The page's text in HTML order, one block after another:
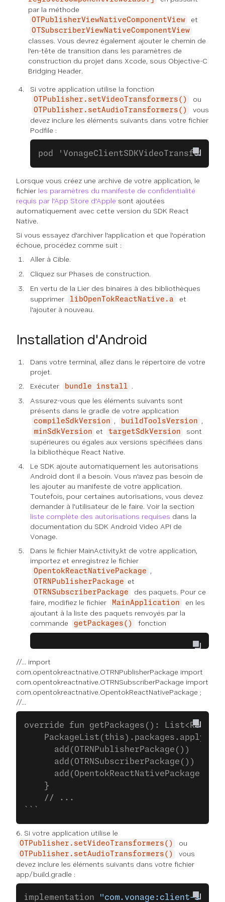
par la méthode
OTPublisherViewNativeComponentView et
OTSubscriberViewNativeComponentView
classes. Vous devrez également ajouter le chemin de
l'en-tête de transition dans les paramètres de
construction du projet dans Xcode, sous Objective-C
Bridging Header.
Si votre application utilise la fonction
OTPublisher.setVideoTransformers() ou
OTPublisher.setAudioTransformers()
vous
devez inclure les éléments suivants dans votre fichier
Podfile :
pod
Lorsque vous créez une archive de votre application, le
fichier les paramètres du manifeste de confidentialité
requis par l'App Store d'Apple sont ajoutées
automatiquement avec cette version du SDK React
Native.
Si vous essayez d'archiver l'application et que l'opération
échoue, procédez comme suit :
Aller à Cible.
Cliquez sur Phases de construction.
En vertu de la Lier des binaires à des bibliothèques
supprimer
libOpenTokReactNative.a
et
l'ajouter à nouveau.
Installation d'Android
Dans votre terminal, allez dans le répertoire de votre
projet.
Exécuter
bundle install
.
Assurez-vous que les éléments suivants sont
présents dans le gradle de votre application
compileSdkVersion , buildToolsVersion ,
minSdkVersion et targetSdkVersion
sont
supérieures ou égales aux versions spécifiées dans
la bibliothèque React Native.
Le SDK ajoute automatiquement les autorisations
Android dont il a besoin. Vous n'avez pas besoin de
les ajouter au manifeste de votre application.
Toutefois, pour certaines autorisations, vous devez
demander à l'utilisateur de le faire. Voir la section
liste complète des autorisations requises dans la
documentation du SDK Android Video API de
Vonage.
Dans le fichier MainActivity.kt de votre application,
importez et enregistrez le fichier
OpentokReactNativePackage ,
OTRNPublisherPackage et
OTRNSubscriberPackage
des paquets. Pour ce
faire, modifiez le fichier
MainApplication
en les
ajoutant à la liste des paquets renvoyés par la
commande
getPackages() fonction
//... import
com.opentokreactnative.OTRNPublisherPackage import
com.opentokreactnative.OTRNSubscriberPackage import
com.opentokreactnative.OpentokReactNativePackage ;
//...
override fun getPackages():
    PackageList(this).packages.apply {
      add(OTRNPublisherPackage())
      add(OTRNSubscriberPackage())
      add(OpentokReactNativePackage())
    }
    // ...
```
6. Si votre application utilise le
OTPublisher.setVideoTransformers() ou
OTPublisher.setAudioTransformers()
vous
devez inclure les éléments suivants dans votre fichier
app/build.gradle :
implementation "com.vonage:client-sdk-